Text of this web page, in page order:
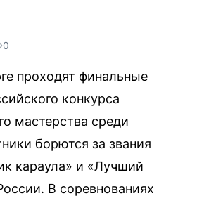
0
проходят финальные
конкурса
мастерства среди
борются за звания
караула» и «Лучший
В соревнованиях